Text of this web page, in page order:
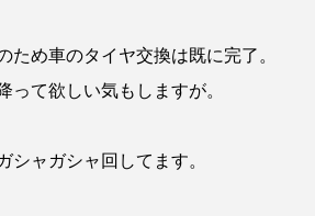
め車のタイヤ交換は既に完了。
て欲しい気もしますが。
シャガシャ回してます。